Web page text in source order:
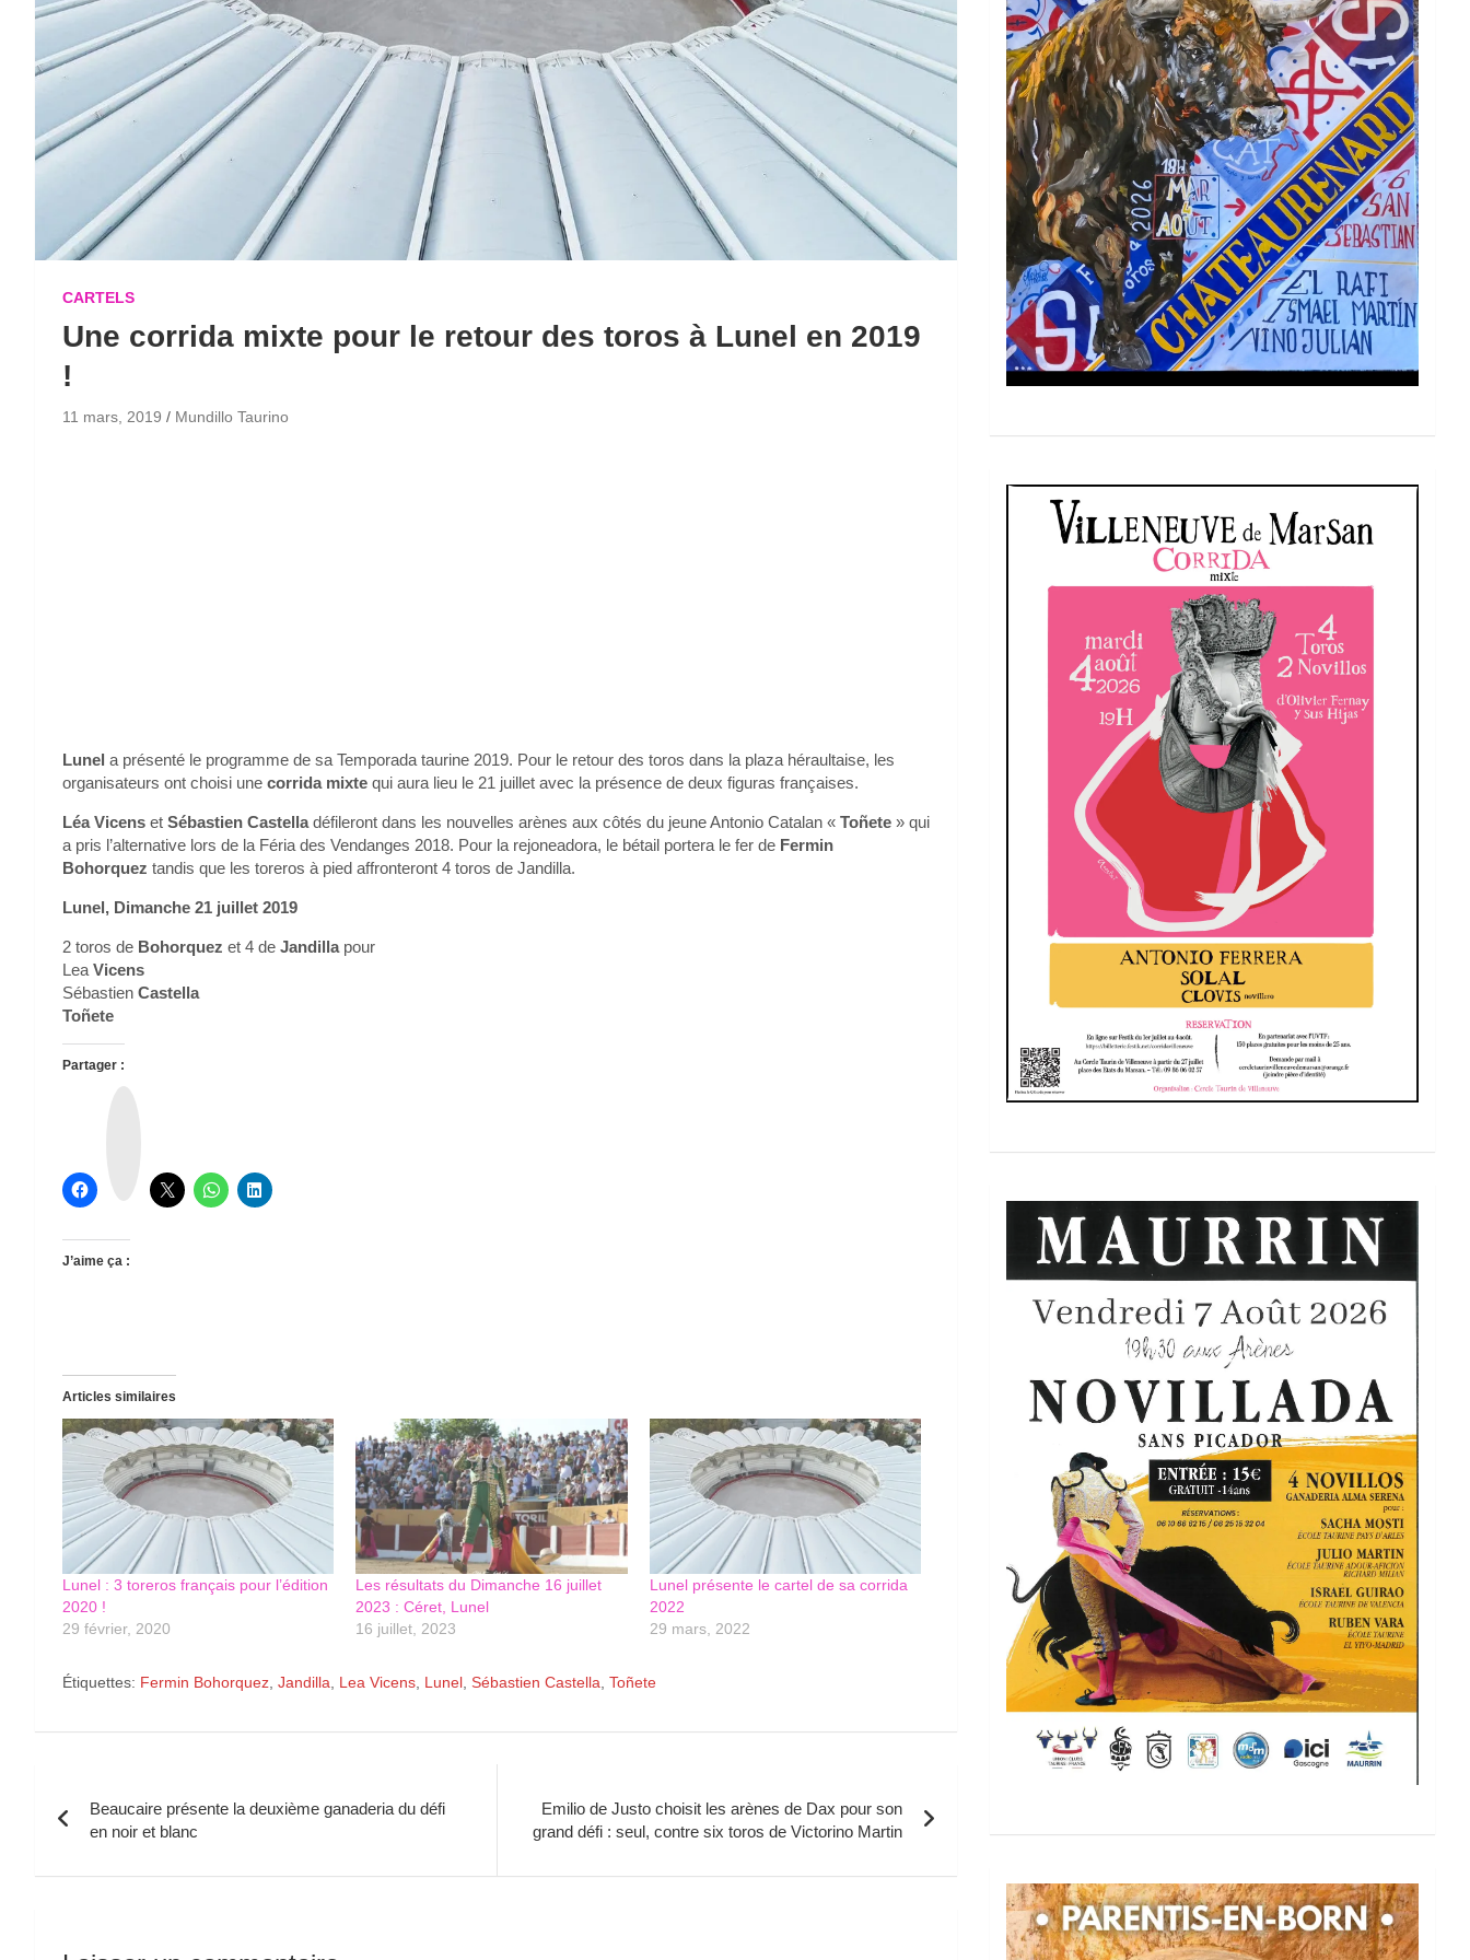
CARTELS
Une corrida mixte pour le retour des toros à Lunel en 2019
!
11 mars, 2019 Mundillo Taurino
Lunel a présenté le programme de sa Temporada taurine 2019. Pour le retour des toros dans la plaza héraultaise, les
organisateurs ont choisi une corrida mixte qui aura lieu le 21 juillet avec la présence de deux figuras françaises.
Léa Vicens et Sébastien Castelladéfileront dans les nouvelles arènes aux côtés du jeune Antonio Catalan « Toñete » qui
a pris l’alternative lors de la Féria des Vendanges 2018. Pour la rejoneadora, le bétail portera le fer de Fermin
Bohorquez tandis que les toreros à pied affronteront 4 toros de Jandilla.
Lunel, Dimanche 21 juillet 2019
2 toros de Bohorquez et 4 de Jandillapour
Lea Vicens
Sébastien Castella
Toñete
Partager :
J’aime ça :
Articles similaires
Lunel : 3 toreros français pour l’édition
2020 !
29 février, 2020
Les résultats du Dimanche 16 juillet
2023 : Céret, Lunel
16 juillet, 2023
Lunel présente le cartel de sa corrida
2022
29 mars, 2022
Étiquettes: Fermin Bohorquez Jandilla Lea Vicens Lunel Sébastien Castella Toñete
de
l’article
Beaucaire présente la deuxième ganaderia du défi
en noir et blanc
Emilio de Justo choisit les arènes de Dax pour son
grand défi : seul, contre six toros de Victorino Martin